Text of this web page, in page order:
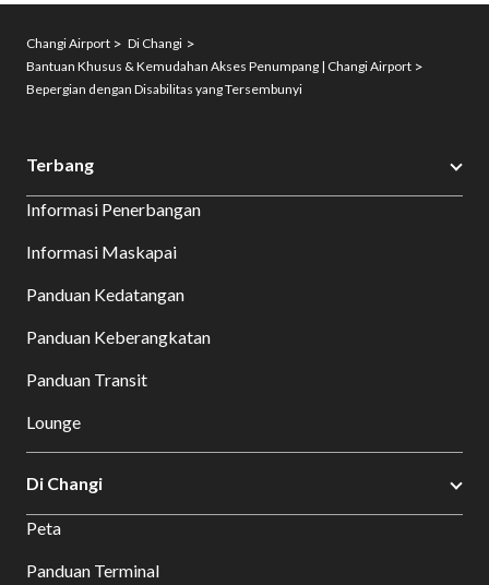
Changi Airport
Di Changi
Bantuan Khusus & Kemudahan Akses Penumpang | Changi Airport
Bepergian dengan Disabilitas yang Tersembunyi
Terbang
Informasi Penerbangan
Informasi Maskapai
Panduan Kedatangan
Panduan Keberangkatan
Panduan Transit
Lounge
Di Changi
Peta
Panduan Terminal